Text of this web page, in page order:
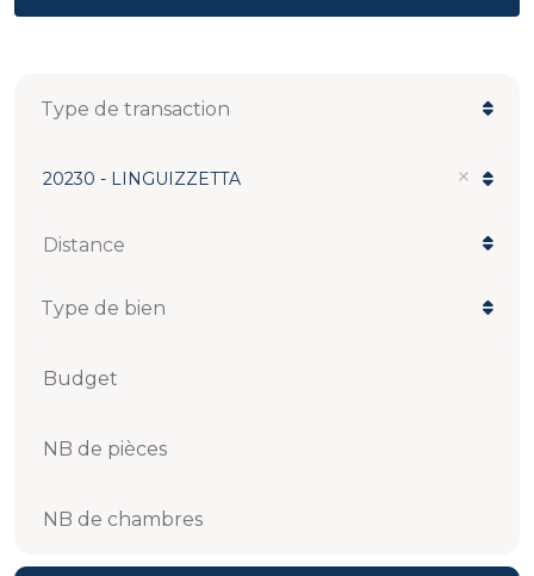
20230 - LINGUIZZETTA
Distance
Budget
NB de pièces
NB de chambres